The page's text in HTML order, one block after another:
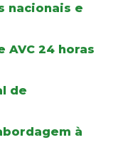
nacionais e
AVC 24 horas
de
à